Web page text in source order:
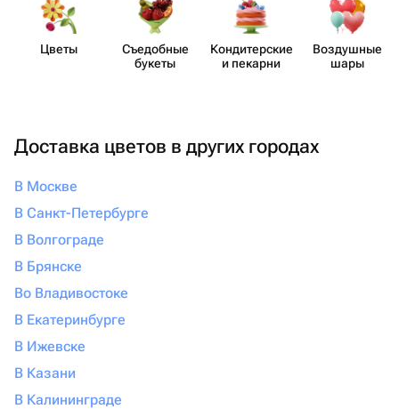
Цветы
Съедобные
букеты
Кондит​ерские
и пекарни
Воздушные
шары
Доставка цветов в других городах
В Москве
В Санкт-Петербурге
В Волгограде
В Брянске
Во Владивостоке
В Екатеринбурге
В Ижевске
В Казани
В Калининграде